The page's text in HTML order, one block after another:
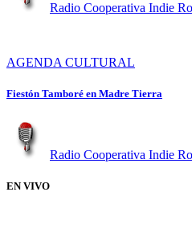
Radio Cooperativa Indie
AGENDA CULTURAL
Fiestón Tamboré en Madre Tierra
Radio Cooperativa Indie
EN VIVO